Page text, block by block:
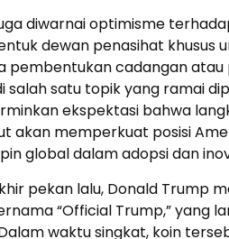
diwarnai optimisme
dewan penasihat khusus
pembentukan cadangan atau
salah satu topik yang ramai
ekspektasi bahwa
akan memperkuat posisi
global dalam adopsi dan
pekan lalu, Donald Trump
“Official Trump,” yang
waktu singkat, koin